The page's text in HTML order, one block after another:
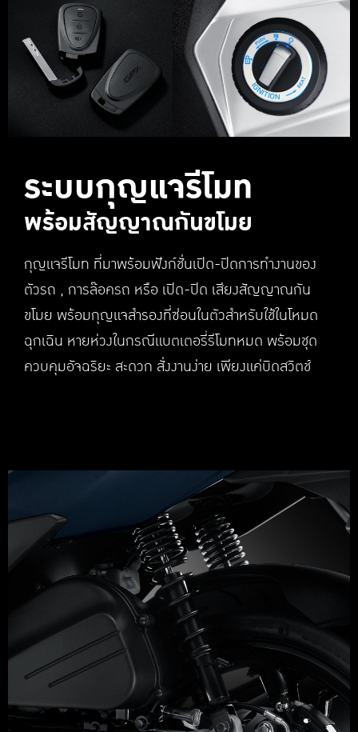
ระบบกุญแจรีโมท
พร้อมสัญญาณกันขโมย
กุญแจรีโมท ที่มาพร้อมฟังก์ชั่นเปิด-ปิดการทํางานของ
ตัวรถ , การล๊อครถ หรือ เปิด-ปิด เสียงสัญญาณกัน
ขโมย พร้อมกุญแจสํารองที่ซ่อนในตัวสําหรับใช้ในโหมด
ฉุกเฉิน หายห่วงในกรณีแบตเตอร่ีรีโมทหมด พร้อมชุด
ควบคุมอัจฉริยะ สะดวก สั่งงานง่าย เพียงแค่บิดสวิตช์